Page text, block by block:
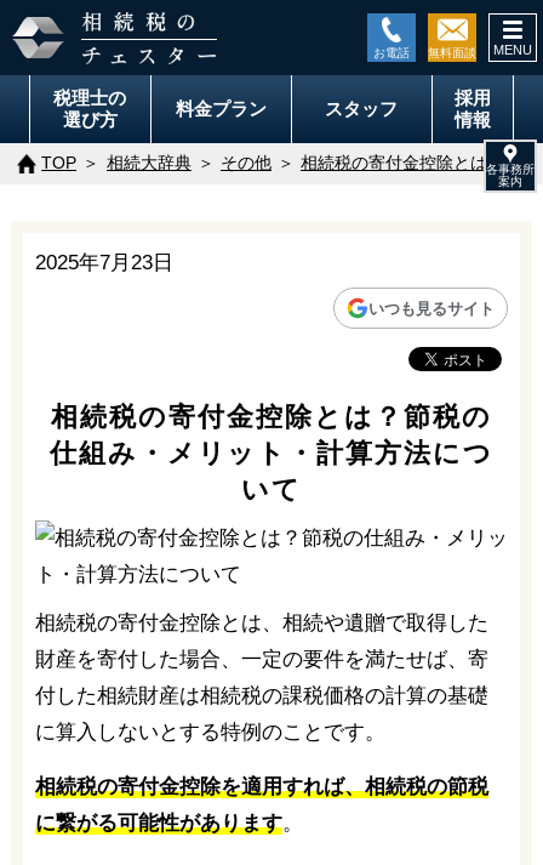
税理士の
選び方
料金プラン スタッフ
採用
情報
TOP 相続大辞典 その他 相続税の寄付金控除とは？節
2025年7月23日
いつも見るサイト
相続税の寄付金控除とは？節税の
仕組み・メリット・計算方法につ
いて
相続税の寄付金控除とは、相続や遺贈で取得した
財産を寄付した場合、一定の要件を満たせば、寄
付した相続財産は相続税の課税価格の計算の基礎
に算入しないとする特例のことです。
相続税の寄付金控除を適用すれば、相続税の節税
に繋がる可能性があります。